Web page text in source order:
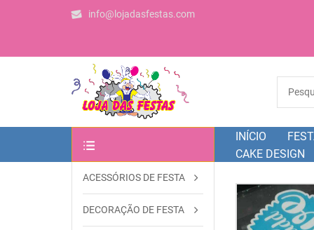
info@lojadasfestas.com
INÍCIO
CAKE DESIGN
OUTRAS CATEGORIAS
ACESSÓRIOS DE FESTA
DECORAÇÃO DE FESTA